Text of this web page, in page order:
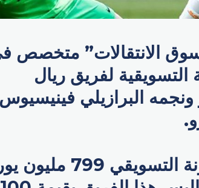
الانتقالات” متخصص في
التسويقية لفريق ريال
يورو ونجمه البرازيلي
بينما تبلغ قيمة فريق برشلونة التسويقي